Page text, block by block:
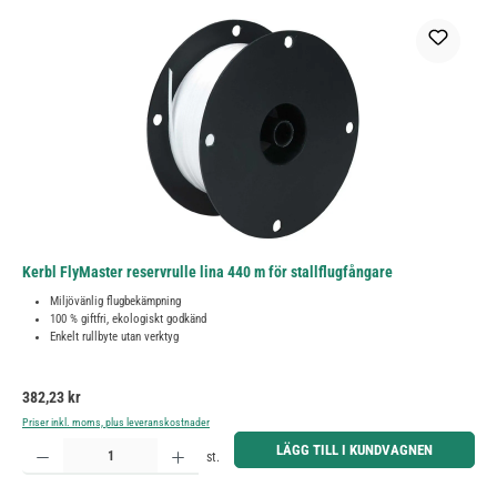
Kerbl FlyMaster reservrulle lina 440 m för stallflugfångare
Miljövänlig flugbekämpning
100 % giftfri, ekologiskt godkänd
Enkelt rullbyte utan verktyg
Ordinarie pris:
382,23 kr
Priser inkl. moms, plus leveranskostnader
Produktkvantitet: Ange önskat belopp eller använd knapparna för att öka eller minska kvantiteten.
st. LÄGG TILL I KUNDVAGNEN